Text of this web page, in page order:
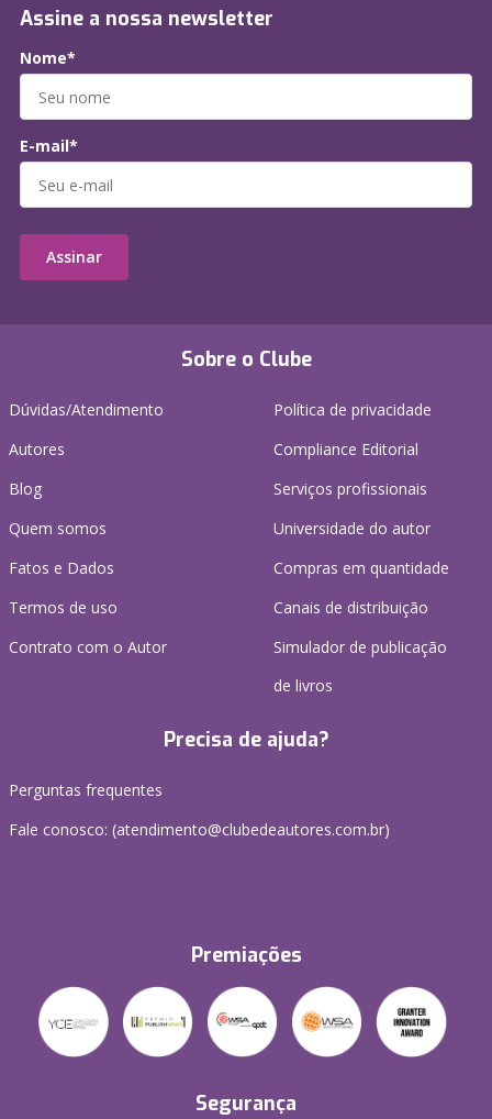
Sobre o Clube
Dúvidas/Atendimento
Autores
Blog
Quem somos
Fatos e Dados
Termos de uso
Contrato com o Autor
Política de privacidade
Compliance Editorial
Serviços profissionais
Universidade do autor
Compras em quantidade
Canais de distribuição
Simulador de publicação
de livros
Precisa de ajuda?
Perguntas frequentes
Fale conosco: (atendimento@clubedeautores.com.br)
Premiações
Segurança
Assine a nossa newsletter
Nome*
E-mail*
Assinar